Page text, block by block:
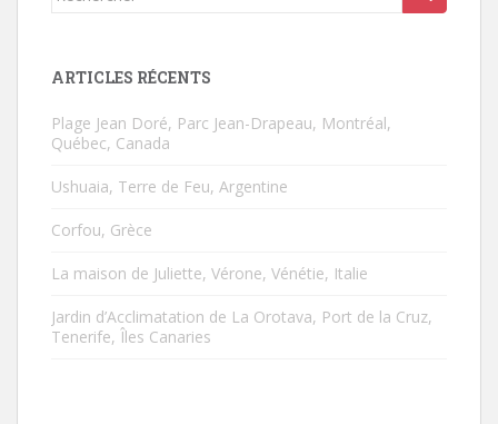
ARTICLES RÉCENTS
Plage Jean Doré, Parc Jean-Drapeau, Montréal,
Québec, Canada
Ushuaia, Terre de Feu, Argentine
Corfou, Grèce
La maison de Juliette, Vérone, Vénétie, Italie
Jardin d’Acclimatation de La Orotava, Port de la Cruz,
Tenerife, Îles Canaries